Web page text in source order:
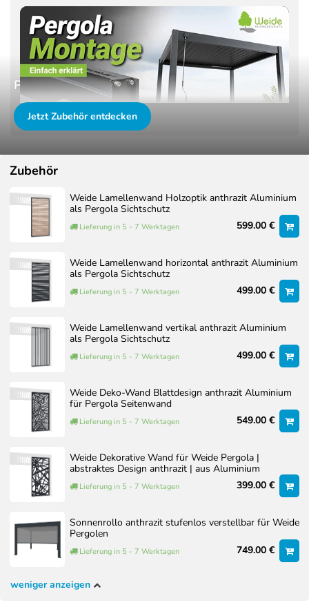
Passendes Zubehör für Ihre Pergola.
Jetzt Zubehör entdecken
Schneelast getestet bis
50 kg pro m²
Windsicherheit
Sturmfestigkeit getestet
bis Beaufort-Skala 9
bis 17 l/m² pro Stunde
Gesamtgewicht
154 kg
SANDPAPIER FINISH
ANTHRAZIT / RAL
FARBCODE 7024
Pulverbeschichtung
In unserem Montagevideo sehen Sie anschaulich, wie die
bereits vorab einen realistischen Eindruck vom Ablauf und
können den Aufbau optimal planen. Hinweis: Das Video dient
als allgemeine Montageinspiration. Die gezeigte Pergola kann
bei Lamellentyp und Details. Die mitgelieferte
Aufbauanleitung ist für Ihr Modell maßgeblich.
Dokumente zum Artikel
Montageanleitung
Sollten Sie den Aufbau nicht selbst durchführen wollen,
bieten wir Ihnen auf Wunsch auch einen professionellen
Aufbauservice an.
individuelles Angebot, das auf Ihre konkrete Situation vor Ort
abgestimmt ist. Faktoren wie Größe der Pergola, Zubehör,
Untergrund und Zugänglichkeit werden dabei berücksichtigt.
Unser Aufbauservice wird von erfahrenen Montagepartnern
durchgeführt, die eigens von uns geschult wurden und unsere
Produkte bestens kennen. Auf Wunsch übernehmen wir auch
die Fundamentarbeiten, sodass Sie sich um nichts kümmern
genommen wird.
mehr anzeigen
Zubehör
Weide Lamellenwand Holzoptik anthrazit Aluminium
als Pergola Sichtschutz
Lieferung in 5 - 7 Werktagen 599.00 €
Weide Lamellenwand horizontal anthrazit Aluminium
als Pergola Sichtschutz
Lieferung in 5 - 7 Werktagen 499.00 €
Weide Lamellenwand vertikal anthrazit Aluminium
als Pergola Sichtschutz
Lieferung in 5 - 7 Werktagen 499.00 €
Weide Deko-Wand Blattdesign anthrazit Aluminium
für Pergola Seitenwand
Lieferung in 5 - 7 Werktagen 549.00 €
Weide Dekorative Wand für Weide Pergola |
abstraktes Design anthrazit | aus Aluminium
Lieferung in 5 - 7 Werktagen 399.00 €
Sonnenrollo anthrazit stufenlos verstellbar für Weide
Pergolen
Lieferung in 5 - 7 Werktagen 749.00 €
weniger anzeigen